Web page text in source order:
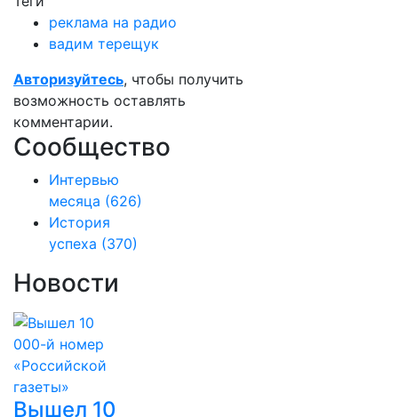
реклама на радио
вадим терещук
Авторизуйтесь, чтобы получить
возможность оставлять
комментарии.
Сообщество
Интервью
месяца (626)
История
успеха (370)
Новости
Вышел 10